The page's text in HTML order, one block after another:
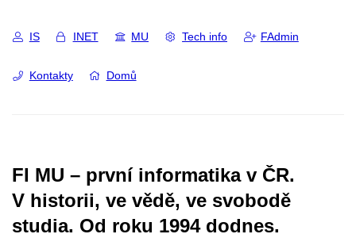
IS INET MU Tech info FAdmin
Kontakty Domů
FI MU – první informatika v ČR.
V historii, ve vědě, ve svobodě
studia. Od roku 1994 dodnes.